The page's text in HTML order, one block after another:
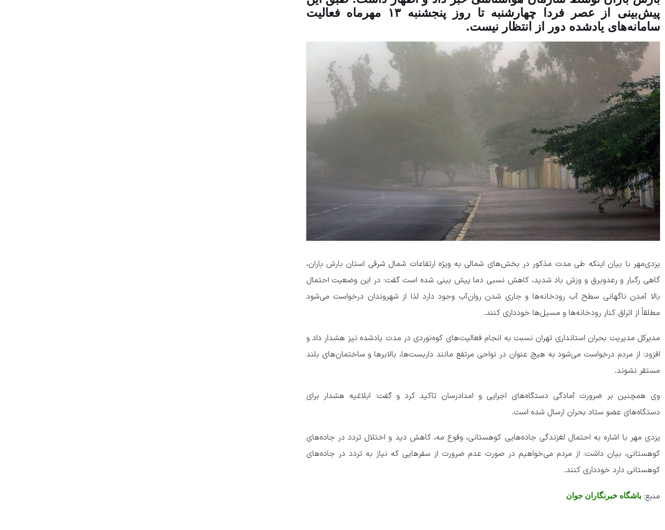
پیش‌بینی از عصر فردا چهارشنبه تا روز پنجشنبه ۱۳ مهرماه فعالیت
سامانه‌های یادشده دور از انتظار نیست.
یزدی‌مهر با بیان اینکه طی مدت مذکور در بخش‌های شمالی به ویژه ارتفاعات شمال شرقی استان بارش باران،
گاهی رگبار و رعدوبرق و وزش باد شدید، کاهش نسبی دما پیش بینی شده است گفت: در این وضعیت احتمال
بالا آمدن ناگهانی سطح آب رودخانه‌ها و جاری شدن روان‌آب وجود دارد لذا از شهروندان درخواست می‌شود
مطلقاً از اتراق کنار رودخانه‌ها و مسیل‌ها خودداری کنند.
مدیرکل مدیریت بحران استانداری تهران نسبت به انجام فعالیت‌های کوه‌نوردی در مدت یادشده نیز هشدار داد و
افزود: از مردم درخواست می‌شود به هیچ عنوان در نواحی مرتفع مانند داربست‌ها، بالابر‌ها و ساختمان‌های بلند
مستقر نشوند.
وی همچنین بر ضرورت آمادگی دستگاه‌های اجرایی و امدادرسان تاکید کرد و گفت: ابلاغیه هشدار برای
دستگاه‌های عضو ستاد بحران ارسال شده است.
یزدی مهر با اشاره به احتمال لغزندگی جاده‌هایی کوهستانی، وقوع مه، کاهش دید و اختلال تردد در جاده‌های
کوهستانی، بیان داشت: از مردم می‌خواهیم در صورت عدم ضرورت از سفر‌هایی که نیاز به تردد در جاده‌های
کوهستانی دارد خودداری کنند.
منبع: باشگاه خبرنگاران جوان